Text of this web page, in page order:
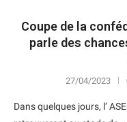
Coupe de la
parle des
27/04/2023
Dans quelques jours, l’